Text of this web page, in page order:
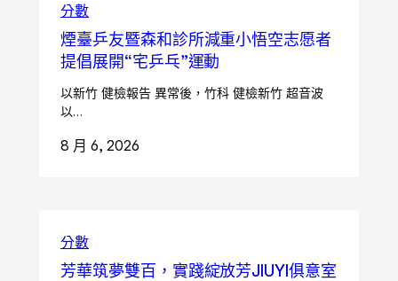
分數
煙臺乒友暨森和診所減重小悟空志愿者
提倡展開“宅乒乓”運動
以新竹 健檢報告 異常後，竹科 健檢新竹 超音波
以…
8 月 6, 2026
分數
芳華筑夢雙百，實踐綻放芳JIUYI俱意室